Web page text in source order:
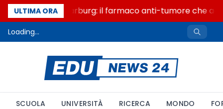
ULTIMA ORA
Un secolo di Warburg: il farmaco anti-tumore che
Loading...
SCUOLA UNIVERSITÀ RICERCA MONDO